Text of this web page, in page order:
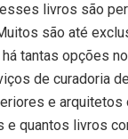
livros são
são até
tantas opções
de curadoria
e arquitetos
e quantos livros